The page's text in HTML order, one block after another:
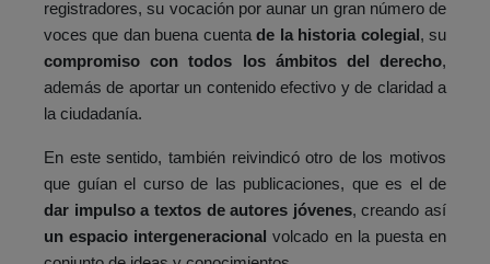
registradores, su vocación por aunar un gran número de
voces que dan buena cuentade la historia colegial , su
compromiso con todos los ámbitos del derecho,
además de aportar un contenido efectivo y de claridad a
la ciudadanía.
En este sentido, también reivindicó otro de los motivos
que guían el curso de las publicaciones, que es el de
dar impulso a textos de autores jóvenes, creando así
un espacio intergeneracional volcado en la puesta en